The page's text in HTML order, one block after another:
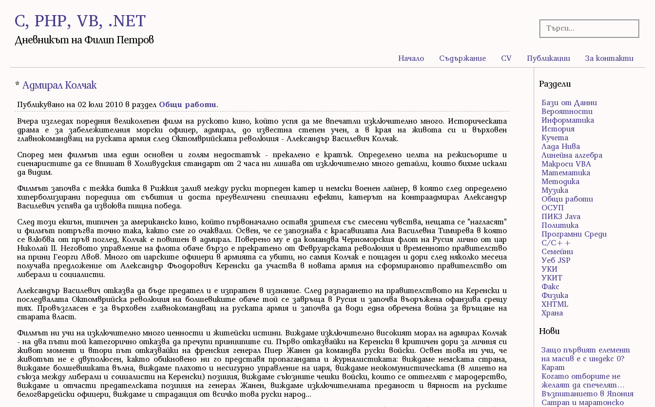
C, PHP, VB, .NET
Дневникът на Филип Петров
Начало Съдържание CV Публикации За контакти
* Адмирал Колчак
Публикувано на 02 юли 2010 в раздел Общи работи.
Вчера изгледах поредния великолепен филм на руското кино, който успя да ме впечатли изключително много. Историческата
драма е за забележителния морски офицер, адмирал, до известна степен учен, а в края на живота си и върховен
главнокомандващ на руската армия след Октомврийската революция - Александър Василевич Колчак.
Според мен филмът има един основен и голям недостатък - прекалено е кратък. Определено целта на режисьорите и
сценаристите да се впишат в Холивудския стандарт от 2 часа ни лишава от изключително много детайли, които бихме искали
да видим.
Филмът започва с тежка битка в Рижкия залив между руски торпеден катер и немски военен лайнер, в която след определено
хиперболизирани поредица от събития и доста преувеличени специални ефекти, катерът на контраадмирал Александър
Василевич успява да извоюва пищна победа.
След този екшън, типичен за американско кино, който първоначално оставя зрителя със смесени чувства, нещата се "нагласят"
и филмът потръгва точно така, както сме го очаквали. Освен, че се запознава с красавицата Ана Василевна Тимирева в която
се влюбва от пръв поглед, Колчак е повишен в адмирал. Поверено му е да командва Черноморския флот на Русия лично от цар
Николай II. Неговото управление на флота обаче бързо е прекратено от Февруарската революция и временното правителство
на принц Георги Лвов. Много от царските офицери в армията са убити, но самия Колчак е пощаден и дори след няколко месеца
получава предложение от Александър Фьодорович Керенски да участва в новата армия на сформираното правителство от
либерали и социалисти.
Александър Василевич отказва да бъде предател и е изпратен в изгнание. След разпадането на правителството на Керенски и
последвалата Октомврийска революция на болшевиките обаче той се завръща в Русия и започва въоръжена офанзива срещу
тях. Провъзгласен е за върховен главнокомандващ на руската армия и започва да води една обречена война за връщане на
старата власт.
Филмът ни учи на изключително много ценности и житейски истини. Виждаме изключително високият морал на адмирал Колчак
- на два пъти той категорично отказва да пречупи принципите си. Първо отказвайки на Керенски в критичен дори за личния си
живот момент и втори път отказвайки на френския генерал Пиер Жанен да командва руски войски. Освен това ни учи, че
животът не е двуполюсен, както обикновено ни го представя пропагандата и журналистиката: виждаме немската страна,
виждаме болшевишката вълна, виждаме плахото и несигурно управление на царя, виждаме неокомунистическата (в лицето на
съюза между либерали и социалисти на Керенски) позиция, виждаме съюзните чешки войски, които се оттеглят с мародерство,
виждаме и отчасти предателската позиция на генерал Жанен, виждаме изключителната преданост и вярност на руските
белогвардейски офицери, виждаме и страдащия от всичко това руски народ...
Раздели
Бази от Данни
Вероятности
Информатика
История
Кучета
Лада Нива
Линейна алгебра
Макроси VBA
Математика
Методика
Музика
Общи работи
ОСУП
ПИК3 Java
Политика
Програмни Среди
С/С++
Семейни
Уеб JSP
УКИ
УКИТ
Факс
Физика
ХHTML
Храна
Нови
Защо първият елемент
на масив е с индекс 0?
Карат
Когато отборите не
желаят да спечелят…
Възпитанието в Япония
Сатрап и маратонско